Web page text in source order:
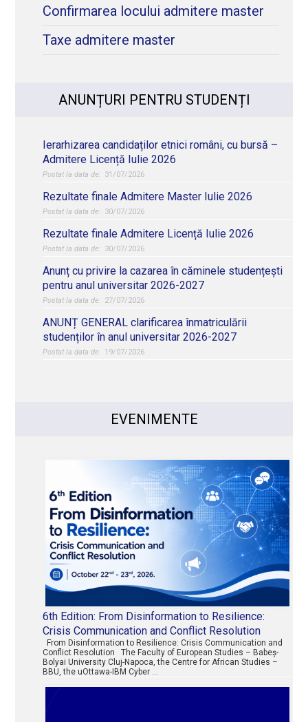
Confirmarea locului admitere master
Taxe admitere master
ANUNȚURI PENTRU STUDENȚI
Ierarhizarea candidaților etnici români, cu bursă –
Admitere Licență Iulie 2026
31/07/2026
Rezultate finale Admitere Master Iulie 2026
30/07/2026
Rezultate finale Admitere Licență Iulie 2026
30/07/2026
Anunț cu privire la cazarea în căminele studențești
pentru anul universitar 2026-2027
27/07/2026
ANUNȚ GENERAL clarificarea înmatriculării
studenților în anul universitar 2026-2027
19/07/2026
EVENIMENTE
6th Edition: From Disinformation to Resilience:
Crisis Communication and Conflict Resolution
From Disinformation to Resilience: Crisis Communication and
Conflict Resolution The Faculty of European Studies – Babeș-
Bolyai University Cluj-Napoca, the Centre for African Studies –
BBU, the uOttawa-IBM Cyber …